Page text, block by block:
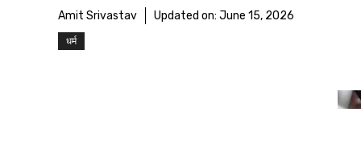
Amit Srivastav Updated on: June 15, 2026
धर्म